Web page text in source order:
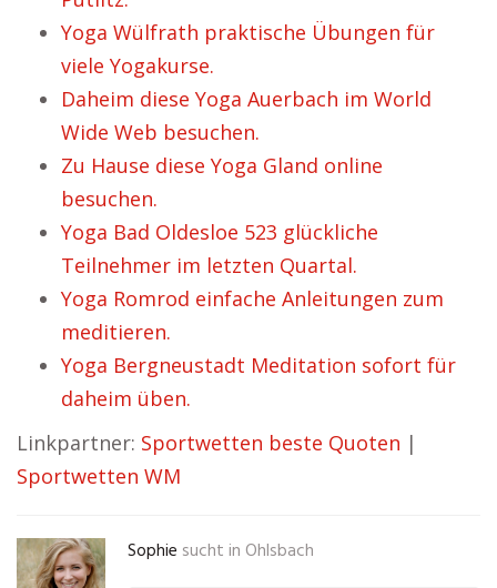
Yoga Wülfrath praktische Übungen für
viele Yogakurse.
Daheim diese Yoga Auerbach im World
Wide Web besuchen.
Zu Hause diese Yoga Gland online
besuchen.
Yoga Bad Oldesloe 523 glückliche
Teilnehmer im letzten Quartal.
Yoga Romrod einfache Anleitungen zum
meditieren.
Yoga Bergneustadt Meditation sofort für
daheim üben.
Linkpartner: Sportwetten beste Quoten |
Sportwetten WM
Sophie sucht in Ohlsbach